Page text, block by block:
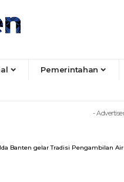
Pemerintahan
-
Banten gelar Tradisi Pengambilan Air